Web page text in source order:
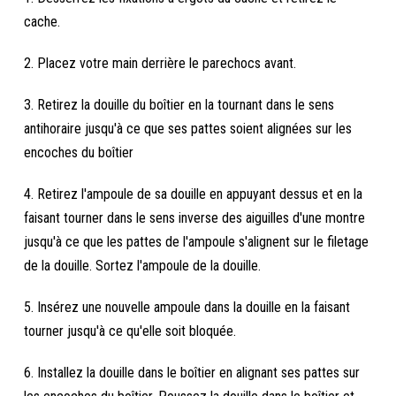
cache.
2. Placez votre main derrière le parechocs avant.
3. Retirez la douille du boîtier en la tournant dans le sens
antihoraire jusqu'à ce que ses pattes soient alignées sur les
encoches du boîtier
4. Retirez l'ampoule de sa douille en appuyant dessus et en la
faisant tourner dans le sens inverse des aiguilles d'une montre
jusqu'à ce que les pattes de l'ampoule s'alignent sur le filetage
de la douille. Sortez l'ampoule de la douille.
5. Insérez une nouvelle ampoule dans la douille en la faisant
tourner jusqu'à ce qu'elle soit bloquée.
6. Installez la douille dans le boîtier en alignant ses pattes sur